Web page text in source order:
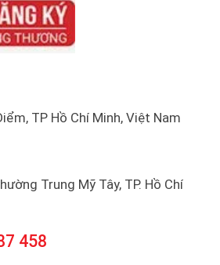
TP Hồ Chí Minh, Việt Nam
Trung Mỹ Tây, TP. Hồ Chí
458